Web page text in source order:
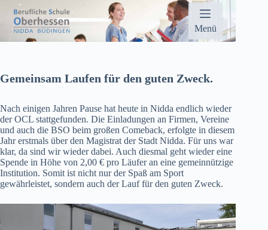
Inhalt
springen
Menü
Gemeinsam Laufen für den guten Zweck.
Nach einigen Jahren Pause hat heute in Nidda endlich wieder
der OCL stattgefunden. Die Einladungen an Firmen, Vereine
und auch die BSO beim großen Comeback, erfolgte in diesem
Jahr erstmals über den Magistrat der Stadt Nidda. Für uns war
klar, da sind wir wieder dabei. Auch diesmal geht wieder eine
Spende in Höhe von 2,00 € pro Läufer an eine gemeinnützige
Institution. Somit ist nicht nur der Spaß am Sport
gewährleistet, sondern auch der Lauf für den guten Zweck.